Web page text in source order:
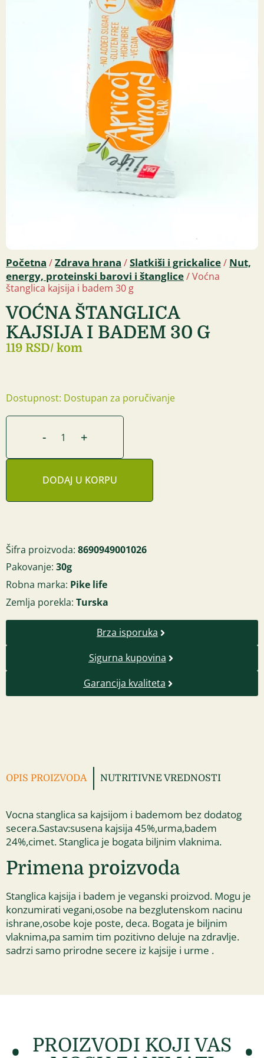
Početna /Zdrava hrana /Slatkiši i grickalice/ Nut,
energy, proteinski barovi i štanglice/ Voćna
štanglica kajsija i badem 30 g
VOĆNA ŠTANGLICA
KAJSIJA I BADEM 30 G
119 RSD/ kom
Dostupnost: Dostupan za poručivanje
- +
DODAJ U KORPU
Šifra proizvoda: 8690949001026
Pakovanje: 30g
Robna marka: Pike life
Zemlja porekla: Turska
Brza isporuka
Sigurna kupovina
Garancija kvaliteta
OPIS PROIZVODA NUTRITIVNE VREDNOSTI
Vocna stanglica sa kajsijom i bademom bez dodatog
secera.Sastav:susena kajsija 45%,urma,badem
24%,cimet. Stanglica je bogata biljnim vlaknima.
Primena proizvoda
Stanglica kajsija i badem je veganski proizvod. Mogu je
konzumirati vegani,osobe na bezglutenskom nacinu
ishrane,osobe koje poste, deca. Bogata je biljnim
vlaknima,pa samim tim pozitivno deluje na zdravlje.
sadrzi samo prirodne secere iz kajsije i urme .
PROIZVODI KOJI VAS